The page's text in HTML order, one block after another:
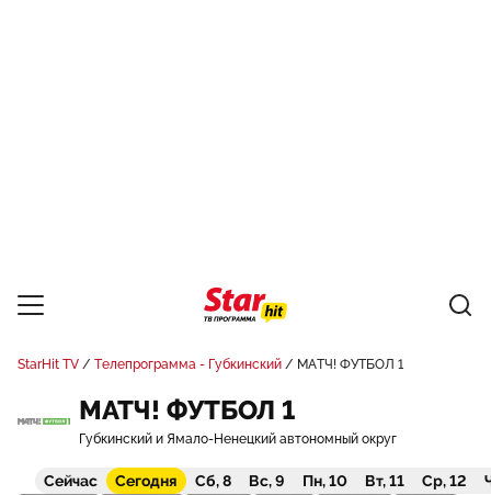
StarHit TV Телепрограмма - Губкинский МАТЧ! ФУТБОЛ 1
МАТЧ! ФУТБОЛ 1
Губкинский и Ямало-Ненецкий автономный округ
Сейчас Сегодня Сб, 8 Вс, 9 Пн, 10 Вт, 11 Ср, 12